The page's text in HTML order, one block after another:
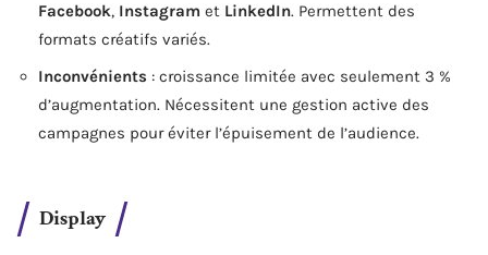
Facebook, Instagram et LinkedIn. Permettent des
formats créatifs variés.
Inconvénients : croissance limitée avec seulement 3 %
d’augmentation. Nécessitent une gestion active des
campagnes pour éviter l’épuisement de l’audience.
Display